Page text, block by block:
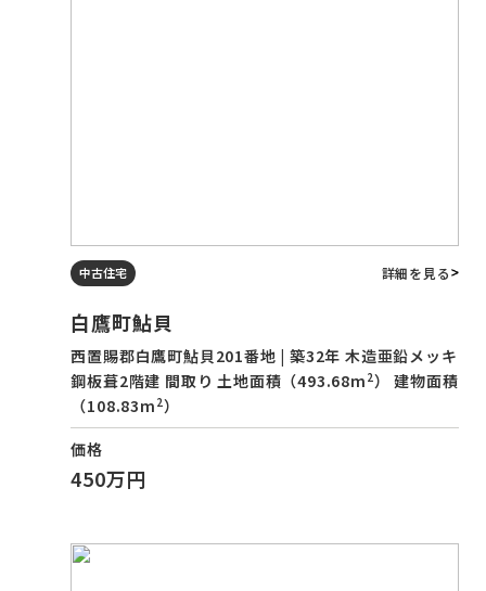
中古住宅 詳細を見る
白鷹町鮎貝
西置賜郡白鷹町鮎貝201番地 | 築32年 木造亜鉛メッキ
鋼板葺2階建 間取り 土地面積（493.68m 2） 建物面積
（108.83m 2）
価格
450万円